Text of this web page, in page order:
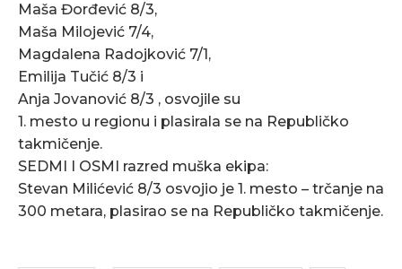
Maša Đorđević 8/3,
Maša Milojević 7/4,
Magdalena Radojković 7/1,
Emilija Tučić 8/3 i
Anja Jovanović 8/3 , osvojile su
1. mesto u regionu i plasirala se na Republičko
takmičenje.
SEDMI I OSMI razred muška ekipa:
Stevan Milićević 8/3 osvojio je 1. mesto – trčanje na
300 metara, plasirao se na Republičko takmičenje.